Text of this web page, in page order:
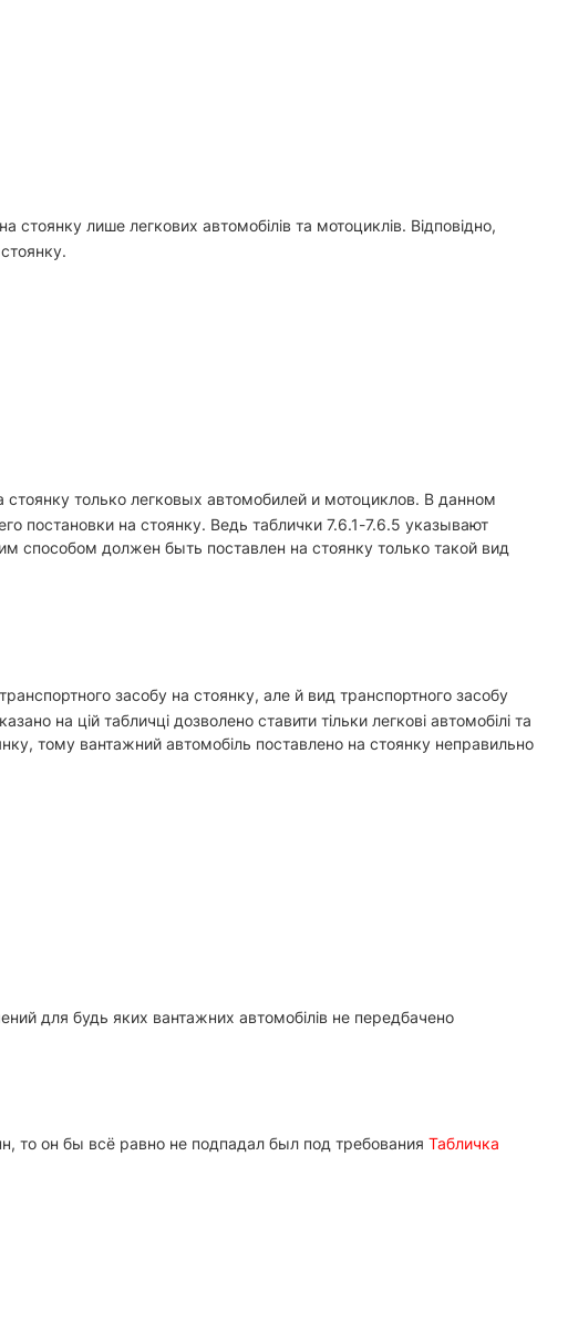
стоянку лише легкових автомобілів та мотоциклів. Відповідно,
стоянку только легковых автомобилей и мотоциклов. В данном
постановки на стоянку. Ведь таблички 7.6.1-7.6.5 указывают
способом должен быть поставлен на стоянку только такой вид
засобу на стоянку, але й вид транспортного засобу
на цій табличці дозволено ставити тільки легкові автомобілі та
тому вантажний автомобіль поставлено на стоянку неправильно
для будь яких вантажних автомобілів не передбачено
то он бы всё равно не подпадал был под требования Табличка